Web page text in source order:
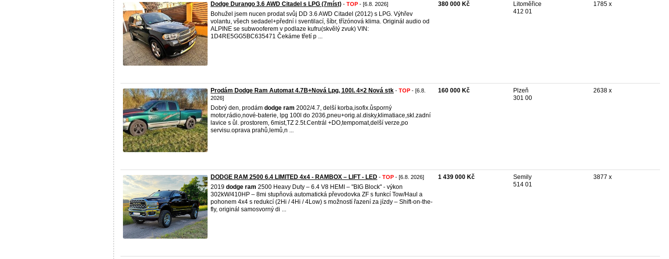
Dodge Durango 3.6 AWD Citadel s LPG (7míst) - TOP - [6.8. 2026]
Bohužel jsem nucen prodat svůj DD 3.6 AWD Citadel (2012) s LPG. Výhřev
volantu, všech sedadel+přední i sventilací, šíbr, třízónová klima. Originál audio od
ALPINE se subwooferem v podlaze kufru(skvělý zvuk) VIN:
1D4RE5GG5BC635471 Čekáme třetí p ...
380 000 Kč
Litoměřice
412 01
1785 x
Prodám Dodge Ram Automat 4.7B+Nová Lpg, 100l. 4×2 Nová stk - TOP - [6.8.
2026]
Dobrý den, prodám dodge ram 2002/4.7, delší korba,isofix.ůsporný
motor,rádio,nové-baterie, lpg 100l do 2036,pneu+orig.al.disky,klimatiace,skl.zadní
lavice s ůl. prostorem, 6mist,TZ 2.5t.Centrál +DO,tempomat,delší verze,po
servisu.oprava prahů,lemů,n ...
160 000 Kč
Plzeň
301 00
2638 x
DODGE RAM 2500 6.4 LIMITED 4x4 - RAMBOX – LIFT - LED - TOP - [6.8. 2026]
2019 dodge ram 2500 Heavy Duty – 6.4 V8 HEMI – "BIG Block" - výkon
302kW/410HP – 8mi stupňová automatická převodovka ZF s funkcí Tow/Haul a
pohonem 4x4 s redukcí (2Hi / 4Hi / 4Low) s možností řazení za jízdy – Shift-on-the-
fly, originál samosvorný di ...
1 439 000 Kč
Semily
514 01
3877 x